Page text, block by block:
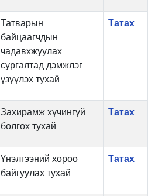
Татварын
байцаагчдын
чадавхжуулах
сургалтад дэмжлэг
үзүүлэх тухай
Татах
Захирамж хүчингүй
болгох тухай
Татах
Үнэлгээний хороо
байгуулах тухай
Татах